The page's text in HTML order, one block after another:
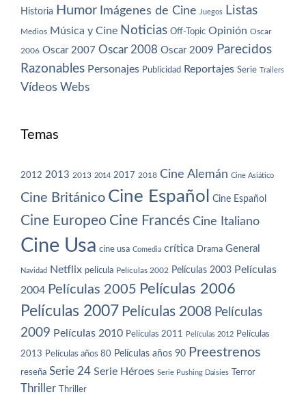
Historia Humor Imágenes de Cine Juegos Listas
Medios Música y Cine Noticias Off-Topic Opinión Oscar
2006 Oscar 2007 Oscar 2008 Oscar 2009 Parecidos
Razonables Personajes Publicidad Reportajes Serie Trailers
Vídeos Webs
Temas
2012 2013 2013 2014 2017 2018 Cine Alemán Cine Asiático
Cine Británico Cine Español Cine Español
Cine Europeo Cine Francés Cine Italiano
Cine Usa cine usa Comedia crítica Drama General
Navidad Netflix película Películas 2002 Películas 2003 Películas
2004 Películas 2005 Películas 2006
Películas 2007 Películas 2008 Películas
2009 Películas 2010 Películas 2011 Películas 2012 Películas
2013 Películas años 80 Películas años 90 Preestrenos
reseña Serie 24 Serie Héroes Serie Pushing Daisies Terror
Thriller Thriller